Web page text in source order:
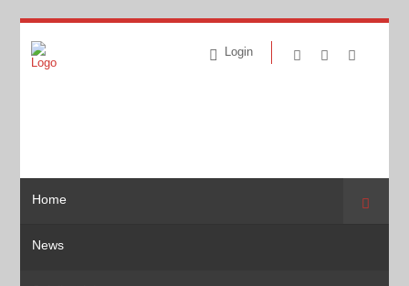
Login
Home
News
Suche